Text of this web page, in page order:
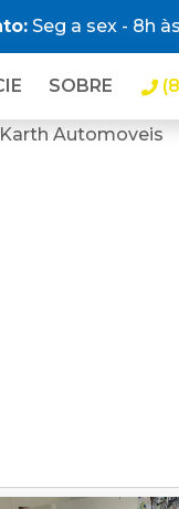
Seg a sex - 8h
SOBRE
Automoveis